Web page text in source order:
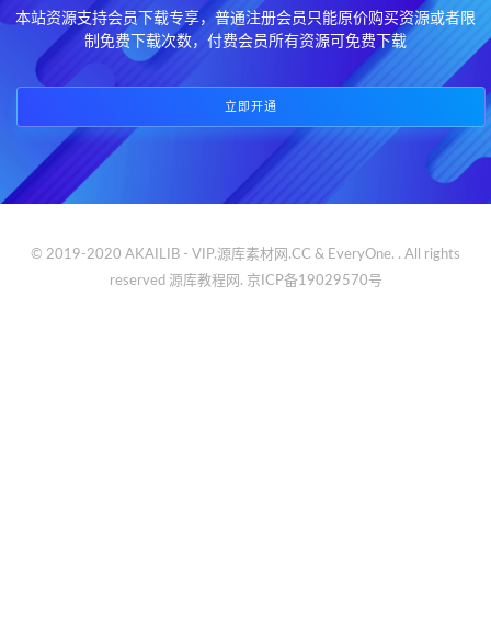
本站资源支持会员下载专享，普通注册会员只能原价购买资源或者限
制免费下载次数，付费会员所有资源可免费下载
立即开通
© 2019-2020 AKAILIB - VIP.源库素材网.CC & EveryOne. . All rights
reserved 源库教程网. 京ICP备19029570号